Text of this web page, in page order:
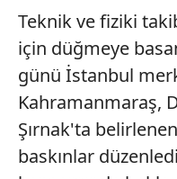
vasıtasıyla
Metnimiziziyaret
6698 sayılı Kişisel
hazırlanmış
ilgili mevzuata uygun
almak için lütfen
Teknik ve fiziki
için düğmeye
günü İstanbul
Kahramanmaraş,
Şırnak'ta
baskınlar